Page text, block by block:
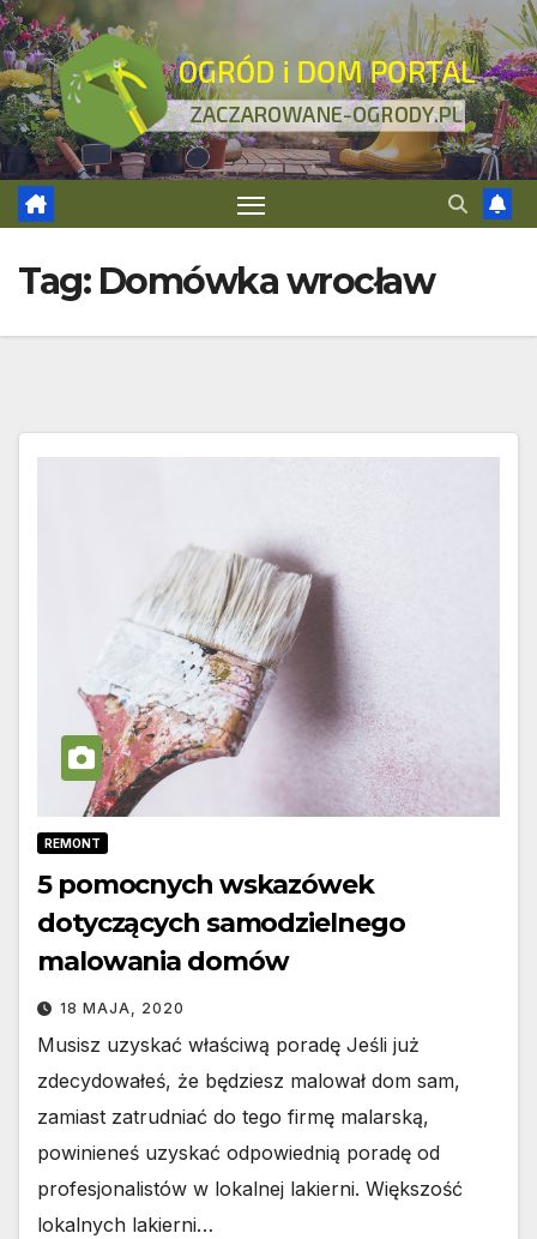
Skip
to
content
Tag: Domówka wrocław
REMONT
5 pomocnych wskazówek
dotyczących samodzielnego
malowania domów
18 MAJA, 2020
Musisz uzyskać właściwą poradę Jeśli już
zdecydowałeś, że będziesz malował dom sam,
zamiast zatrudniać do tego firmę malarską,
powinieneś uzyskać odpowiednią poradę od
profesjonalistów w lokalnej lakierni. Większość
lokalnych lakierni…